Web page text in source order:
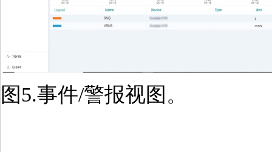
图5.事件/警报视图。